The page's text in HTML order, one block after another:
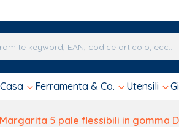
Casa Ferramenta & Co. Utensili
5 pale flessibili in gomma